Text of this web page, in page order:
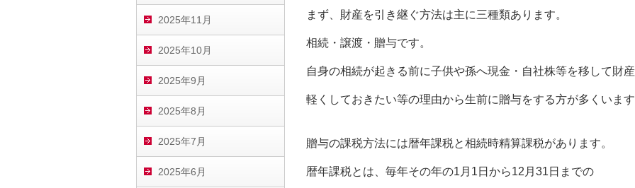
2025年11月
2025年10月
2025年9月
2025年8月
2025年7月
2025年6月
まず、財産を引き継ぐ方法は主に三種類あります。
相続・譲渡・贈与です。
自身の相続が起きる前に子供や孫へ現金・自社株等を移して財
軽くしておきたい等の理由から生前に贈与をする方が多くいま
贈与の課税方法には暦年課税と相続時精算課税があります。
暦年課税とは、毎年その年の1月1日から12月31日までの